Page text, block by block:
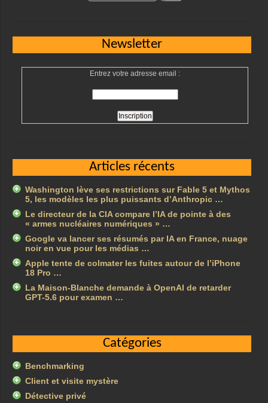
Newsletter
Entrez votre adresse email :
Articles récents
Washington lève ses restrictions sur Fable 5 et Mythos
5, les modèles les plus puissants d’Anthropic …
Le directeur de la CIA compare l’IA de pointe à des
« armes nucléaires numériques » …
Google va lancer ses résumés par IA en France, nuage
noir en vue pour les médias …
Apple tente de colmater les fuites autour de l’iPhone
18 Pro …
La Maison-Blanche demande à OpenAI de retarder
GPT-5.6 pour examen …
Catégories
Benchmarking
Client et visite mystère
Détective privé